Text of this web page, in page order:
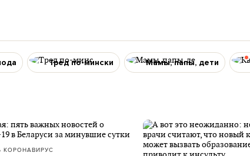
Тред по-мински Мамы, папы, дети
КОРОНАВИРУС